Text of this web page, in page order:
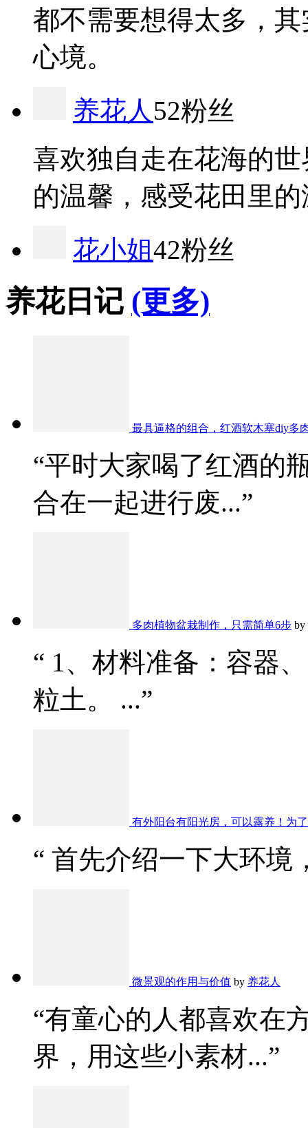
都不需要想得太多，
心境。
养花人 52粉丝
喜欢独自走在花海的
的温馨，感受花田里
花小姐42粉丝
养花日记 (更多)
最具逼格的组合，红酒软木塞diy多
“平时大家喝了红酒的
合在一起进行废...”
多肉植物盆栽制作，只需简单6步 by
“ 1、材料准备：容器
粒土。 ...”
有外阳台有阳光房，可以露养！为
“ 首先介绍一下大环境
微景观的作用与价值 by 养花人
“有童心的人都喜欢在
界，用这些小素材...”